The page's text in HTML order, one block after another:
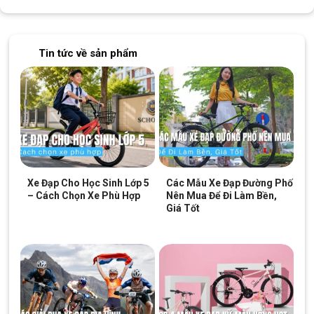
bánh sau xe đạp có hỗ trợ bánh tập đi cho bé
Bánh xe sau
được thiết kế thêm 2 bánh hỗ trợ giúp bé thuận lợi trong việc di
Tin tức về sản phẩm
Xe Đạp Cho Học Sinh Lớp 5
– Cách Chọn Xe Phù Hợp
Các Mẫu Xe Đạp Đường Phố
Nên Mua Để Đi Làm Bền,
Giá Tốt